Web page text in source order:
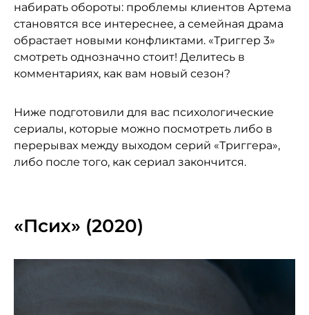
набирать обороты: проблемы клиентов Артема
становятся все интереснее, а семейная драма
обрастает новыми конфликтами. «Триггер 3»
смотреть однозначно стоит! Делитесь в
комментариях, как вам новый сезон?
Ниже подготовили для вас психологические
сериалы, которые можно посмотреть либо в
перерывах между выходом серий «Триггера»,
либо после того, как сериал закончится.
«Псих» (2020)